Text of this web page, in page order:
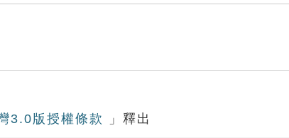
3.0版授權條款 」釋出